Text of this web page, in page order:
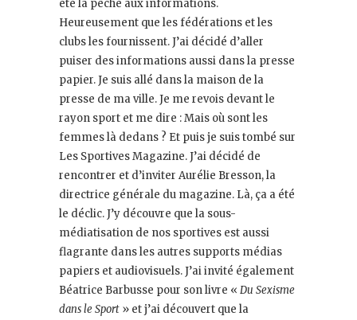
été la pêche aux informations.
Heureusement que les fédérations et les
clubs les fournissent. J’ai décidé d’aller
puiser des informations aussi dans la presse
papier. Je suis allé dans la maison de la
presse de ma ville. Je me revois devant le
rayon sport et me dire : Mais où sont les
femmes là dedans ? Et puis je suis tombé sur
Les Sportives Magazine. J’ai décidé de
rencontrer et d’inviter Aurélie Bresson, la
directrice générale du magazine. Là, ça a été
le déclic. J’y découvre que la sous-
médiatisation de nos sportives est aussi
flagrante dans les autres supports médias
papiers et audiovisuels. J’ai invité également
Béatrice Barbusse pour son livre « Du Sexisme
dans le Sport » et j’ai découvert que la